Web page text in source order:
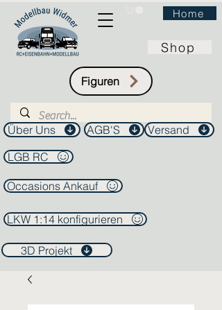
Home
Shop
Figuren
Über Uns AGB'S
Versand
LGB RC
Occasions Ankauf
LKW 1:14 konfigurieren
3D Projekt